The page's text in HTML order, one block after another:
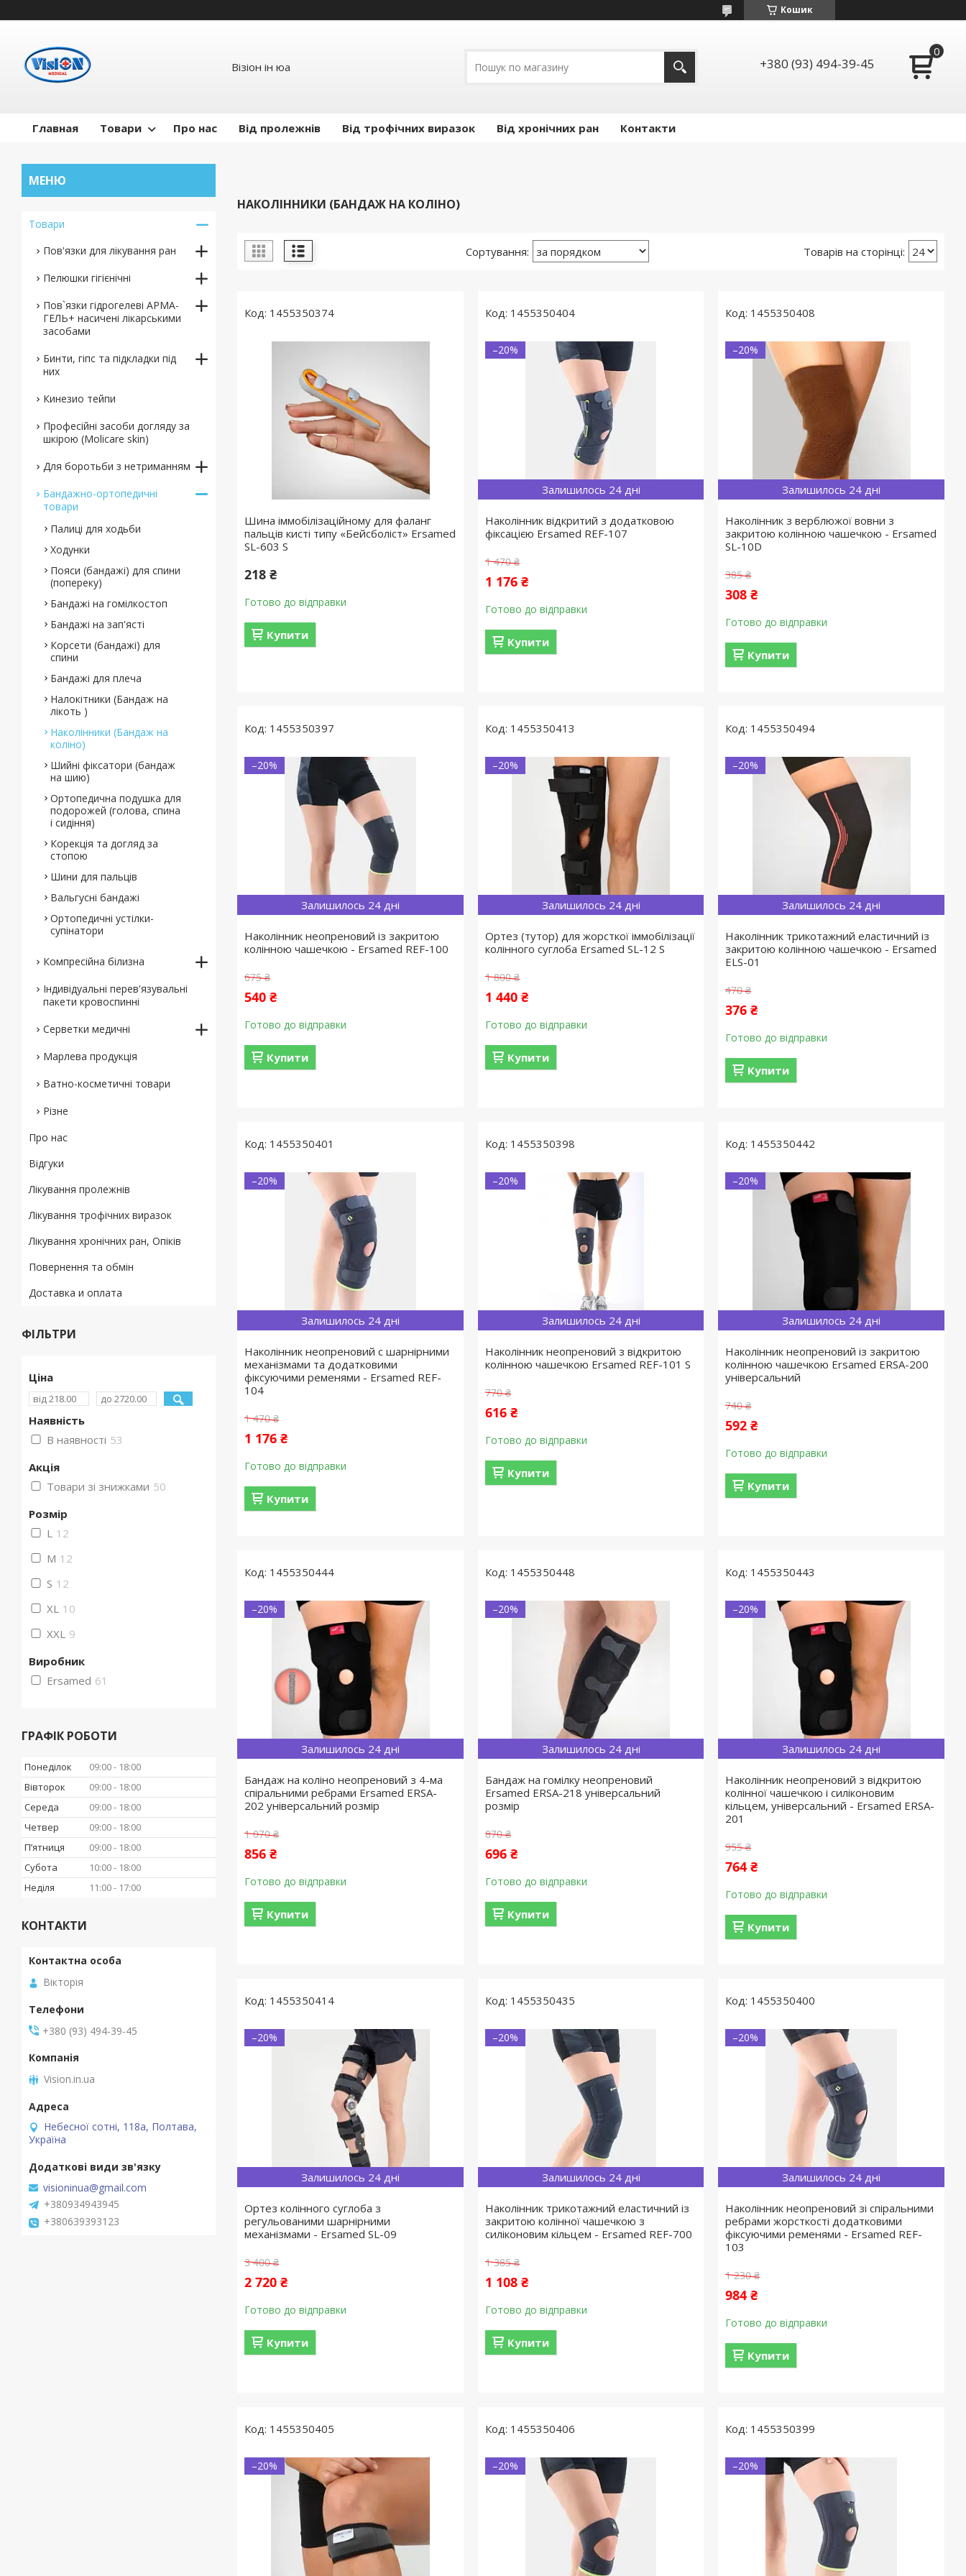
Кошик
Візіон ін юа +380 (93) 494-39-45
Главная Товари Про нас Від пролежнів Від трофічних виразок Від хронічних ран Контакти
НАКОЛІННИКИ (БАНДАЖ НА КОЛІНО)
1455350374
Шина іммобілізаційному для фаланг
пальців кисті типу «Бейсболіст» Ersamed
SL-603 S
218 ₴
Готово до відправки
Купити
1455350404
Залишилось 24 дні
–20%
Наколінник відкритий з додатковою
фіксацією Ersamed REF-107
1 470 ₴
1 176 ₴
Готово до відправки
Купити
1455350408
Залишилось 24 дні
–20%
Наколінник з верблюжої вовни з
закритою колінною чашечкою - Ersamed
SL-10D
385 ₴
308 ₴
Готово до відправки
Купити
1455350397
Залишилось 24 дні
–20%
Наколінник неопреновий із закритою
колінною чашечкою - Ersamed REF-100
675 ₴
540 ₴
Готово до відправки
Купити
1455350413
Залишилось 24 дні
–20%
Ортез (тутор) для жорсткої іммобілізації
колінного суглоба Ersamed SL-12 S
1 800 ₴
1 440 ₴
Готово до відправки
Купити
1455350494
Залишилось 24 дні
–20%
Наколінник трикотажний еластичний із
закритою колінною чашечкою - Ersamed
ELS-01
470 ₴
376 ₴
Готово до відправки
Купити
1455350401
Залишилось 24 дні
–20%
Наколінник неопреновий c шарнірними
механізмами та додатковими
фіксуючими ременями - Ersamed REF-
104
1 470 ₴
1 176 ₴
Готово до відправки
Купити
1455350398
Залишилось 24 дні
–20%
Наколінник неопреновий з відкритою
колінною чашечкою Ersamed REF-101 S
770 ₴
616 ₴
Готово до відправки
Купити
1455350442
Залишилось 24 дні
–20%
Наколінник неопреновий із закритою
колінною чашечкою Ersamed ERSA-200
універсальний
740 ₴
592 ₴
Готово до відправки
Купити
1455350444
Залишилось 24 дні
–20%
Бандаж на коліно неопреновий з 4-ма
спіральними ребрами Ersamed ERSA-
202 універсальний розмір
1 070 ₴
856 ₴
Готово до відправки
Купити
1455350448
Залишилось 24 дні
–20%
Бандаж на гомілку неопреновий
Ersamed ERSA-218 універсальний
розмір
870 ₴
696 ₴
Готово до відправки
Купити
1455350443
Залишилось 24 дні
–20%
Наколінник неопреновий з відкритою
колінної чашечкою і силіконовим
кільцем, універсальний - Ersamed ERSA-
201
955 ₴
764 ₴
Готово до відправки
Купити
1455350414
Залишилось 24 дні
–20%
Ортез колінного суглоба з
регульованими шарнірними
механізмами - Ersamed SL-09
3 400 ₴
2 720 ₴
Готово до відправки
Купити
1455350435
Залишилось 24 дні
–20%
Наколінник трикотажний еластичний із
закритою колінної чашечкою з
силіконовим кільцем - Ersamed REF-700
1 385 ₴
1 108 ₴
Готово до відправки
Купити
1455350400
Залишилось 24 дні
–20%
Наколінник неопреновий зі спіральними
ребрами жорсткості додатковими
фіксуючими ременями - Ersamed REF-
103
1 230 ₴
984 ₴
Готово до відправки
Купити
1455350405
–20%
1455350406
–20%
1455350399
–20%
Товари
Пов'язки для лікування ран
Пелюшки гігієнічні
Пов`язки гідрогелеві АРМА-
ГЕЛЬ+ насичені лікарськими
засобами
Бинти, гіпс та підкладки під
них
Кинезио тейпи
Професійні засоби догляду за
шкірою (Molicare skin)
Для боротьби з нетриманням
Бандажно-ортопедичні
товари
Палиці для ходьби
Ходунки
Пояси (бандажі) для спини
(попереку)
Бандажі на гомілкостоп
Бандажі на зап'ясті
Корсети (бандажі) для
спини
Бандажі для плеча
Налокітники (Бандаж на
лікоть )
Наколінники (Бандаж на
коліно)
Шийні фіксатори (бандаж
на шию)
Ортопедична подушка для
подорожей (голова, спина
і сидіння)
Корекція та догляд за
стопою
Шини для пальців
Вальгусні бандажі
Ортопедичні устілки-
супінатори
Компресійна білизна
Індивідуальні перев'язувальні
пакети кровоспинні
Серветки медичні
Марлева продукція
Ватно-косметичні товари
Різне
Про нас
Відгуки
Лікування пролежнів
Лікування трофічних виразок
Лікування хронічних ран, Опіків
Повернення та обмін
Доставка и оплата
ФІЛЬТРИ
Ціна
Наявність
В наявності 53
Акція
Товари зі знижками 50
Розмір
L 12
M 12
S 12
XL 10
XXL 9
Виробник
Ersamed 61
ГРАФІК РОБОТИ
Понеділок 09:00
18:00
Вівторок
09:00
18:00
Середа
09:00
18:00
Четвер
09:00
18:00
Пʼятниця
09:00
18:00
Субота
10:00
18:00
Неділя
11:00 17:00
КОНТАКТИ
Вікторія
+380 (93) 494-39-45
Vision.in.ua
Небесної сотні, 118а, Полтава,
Україна
visioninua@gmail.com
+380934943945
+380639393123